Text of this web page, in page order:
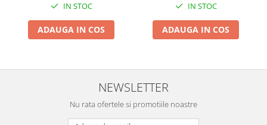
Articole antidaunatori gradina
Suflante si aspiratoare exterior
Unelte manuale de gradina -
IN STOC
ADAUGA IN COS
IN STOC
ADAUGA IN COS
NEWSLETTER
Nu rata ofertele si promotiile noastre